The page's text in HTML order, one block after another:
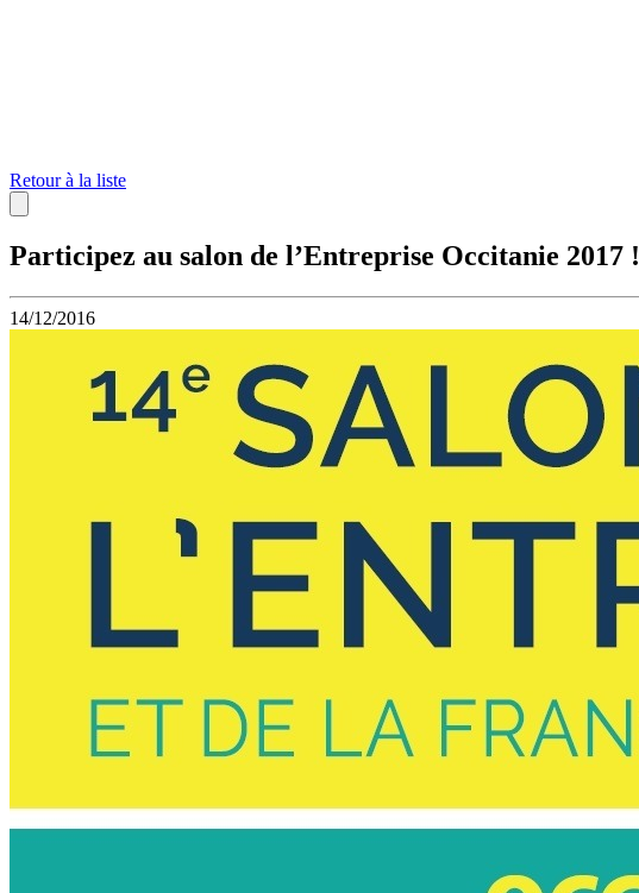
Retour à la liste
Participez au salon de l’Entreprise Occitanie 2017 !
14/12/2016